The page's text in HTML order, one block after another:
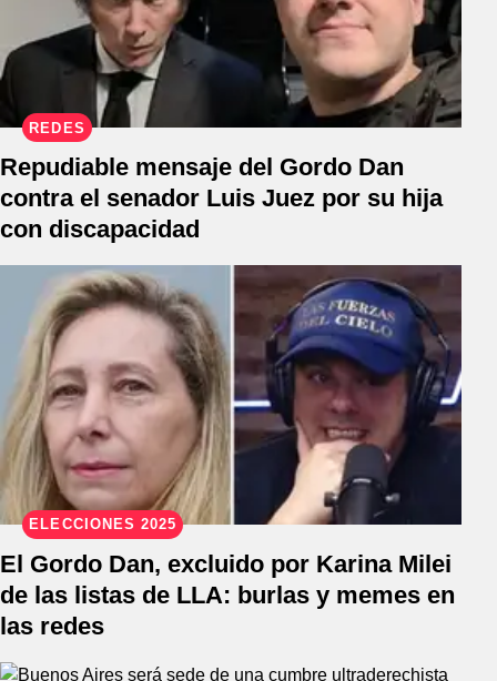
REDES
Repudiable mensaje del Gordo Dan
contra el senador Luis Juez por su hija
con discapacidad
ELECCIONES 2025
El Gordo Dan, excluido por Karina Milei
de las listas de LLA: burlas y memes en
las redes